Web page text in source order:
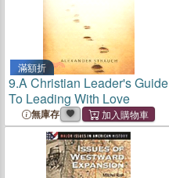
滿額折
9.A Christian Leader's Guide
To Leading With Love
無庫存